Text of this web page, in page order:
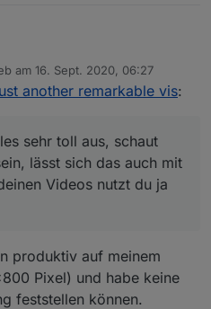
lässt sich das auch mit dem
Videos nutzt du ja eine
WE probieren, aber das war
am 16. Sept. 2020, 06:27
editiert von
another remarkable vis:
sehr toll aus, schaut
lässt sich das auch mit
Videos nutzt du ja
produktiv auf meinem
Pixel) und habe keine
feststellen können.